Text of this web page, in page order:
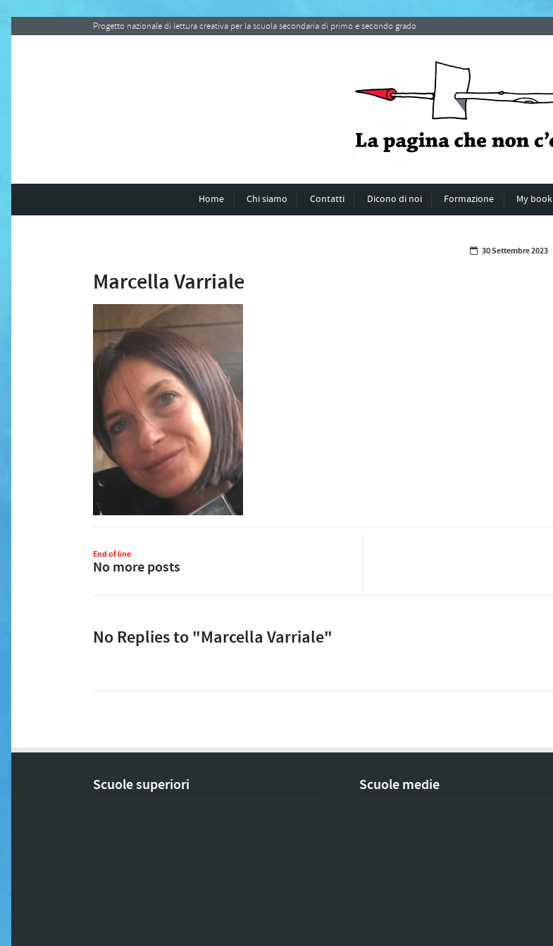
Progetto nazionale di lettura creativa per la scuola secondaria di primo e secondo grado
Home Chi siamo Contatti Dicono di noi Formazione My book
30 Settembre 2023
Marcella Varriale
End of line
No more posts
No Replies to "Marcella Varriale"
Scuole superiori Scuole medie